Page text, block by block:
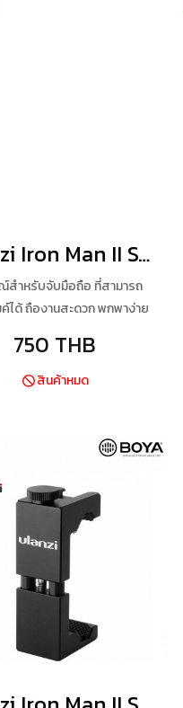
Ulanzi Iron Man II ST-02 Tripod Mount+Ulanzi U-40 Universal Hand grip
สำหรับจับมือถือ ที่สามารถ
ได้ ถืองานสะดวก พกพาง่าย
750 THB
สินค้าหมด